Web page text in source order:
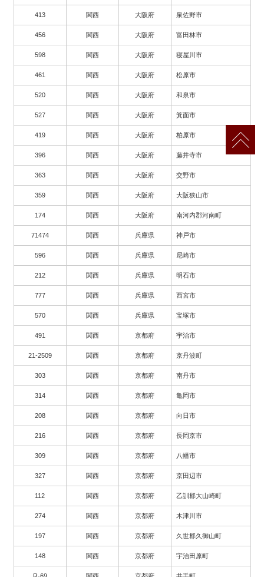
413 関西 大阪府 泉佐野市
456 関西 大阪府 富田林市
598 関西 大阪府 寝屋川市
461 関西 大阪府 松原市
520 関西 大阪府 和泉市
527 関西 大阪府 箕面市
419 関西 大阪府 柏原市
396 関西 大阪府 藤井寺市
363 関西 大阪府 交野市
359 関西 大阪府 大阪狭山市
174 関西 大阪府 南河内郡河南町
71474 関西 兵庫県 神戸市
596 関西 兵庫県 尼崎市
212 関西 兵庫県 明石市
777 関西 兵庫県 西宮市
570 関西 兵庫県 宝塚市
491 関西 京都府 宇治市
21-2509 関西 京都府 京丹波町
303 関西 京都府 南丹市
314 関西 京都府 亀岡市
208 関西 京都府 向日市
216 関西 京都府 長岡京市
309 関西 京都府 八幡市
327 関西 京都府 京田辺市
112 関西 京都府 乙訓郡大山崎町
274 関西 京都府 木津川市
197 関西 京都府 久世郡久御山町
148 関西 京都府 宇治田原町